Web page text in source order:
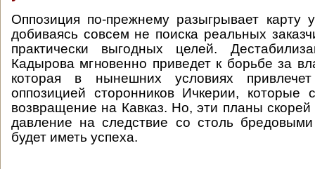
Оппозиция по-прежнему разыгрывает карту
добиваясь совсем не поиска реальных
практически выгодных целей.
Кадырова мгновенно приведет к борьбе за
которая в нынешних условиях
оппозицией сторонников Ичкерии, которые
возвращение на Кавказ. Но, эти планы скорей
давление на следствие со столь
будет иметь успеха.